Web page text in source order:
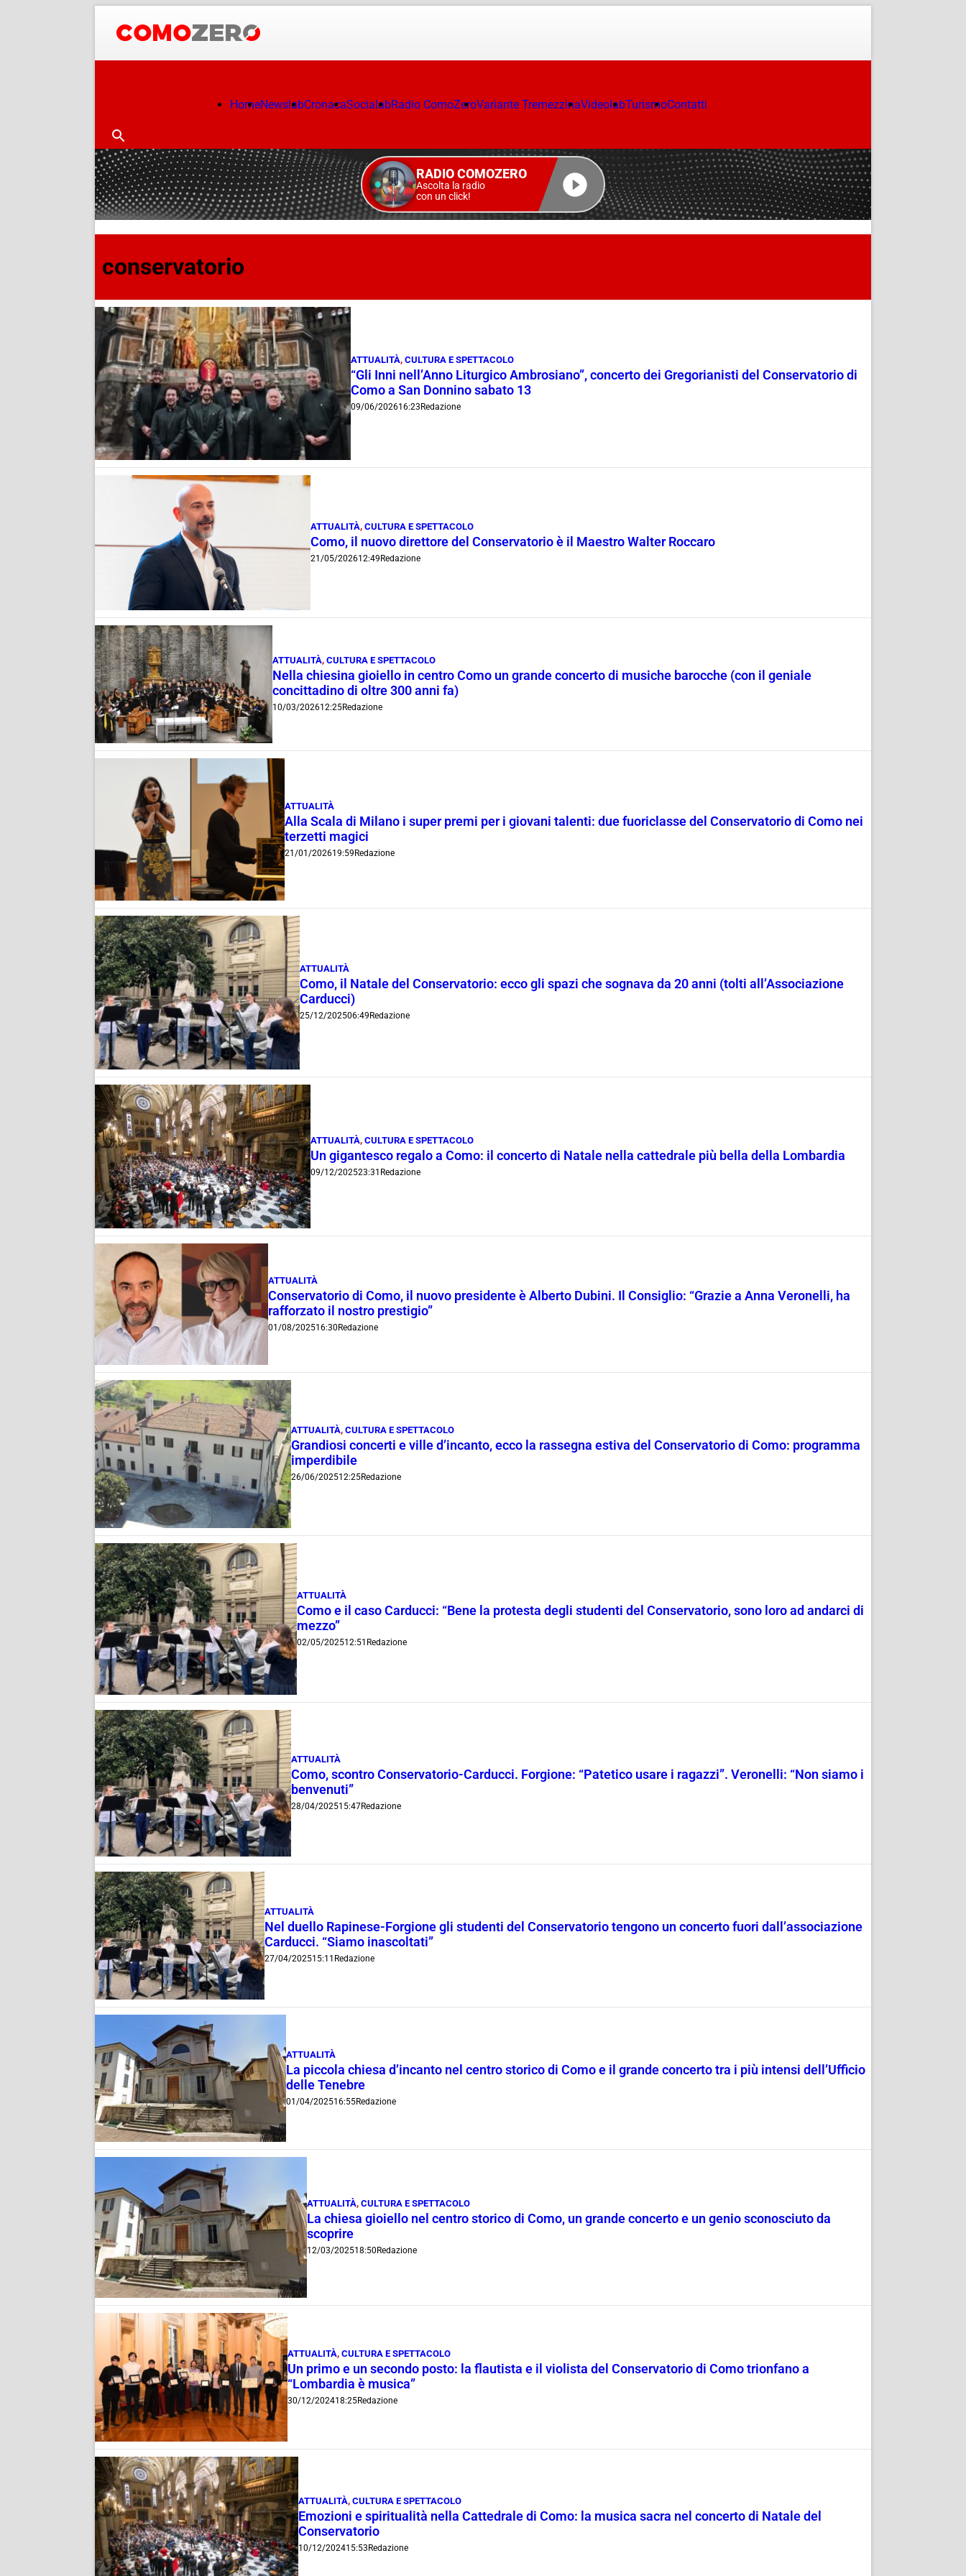
HomeNewslabCronacaSocialabRadio ComoZeroVariante TremezzinaVideolabTurismoContatti
RADIO COMOZERO
Ascolta la radio
con un click!
conservatorio
ATTUALITÀ,CULTURA E SPETTACOLO
“Gli Inni nell’Anno Liturgico Ambrosiano”, concerto dei Gregorianisti del Conservatorio di
Como a San Donnino sabato 13
09/06/202616:23Redazione
ATTUALITÀ, CULTURA E SPETTACOLO
Como, il nuovo direttore del Conservatorio è il Maestro Walter Roccaro
21/05/202612:49Redazione
ATTUALITÀ, CULTURA E SPETTACOLO
Nella chiesina gioiello in centro Como un grande concerto di musiche barocche (con il geniale
concittadino di oltre 300 anni fa)
10/03/202612:25Redazione
ATTUALITÀ
Alla Scala di Milano i super premi per i giovani talenti: due fuoriclasse del Conservatorio di Como nei
terzetti magici
21/01/202619:59Redazione
ATTUALITÀ
Como, il Natale del Conservatorio: ecco gli spazi che sognava da 20 anni (tolti all’Associazione
Carducci)
25/12/202506:49 Redazione
ATTUALITÀ, CULTURA E SPETTACOLO
Un gigantesco regalo a Como: il concerto di Natale nella cattedrale più bella della Lombardia
09/12/202523:31 Redazione
ATTUALITÀ
Conservatorio di Como, il nuovo presidente è Alberto Dubini. Il Consiglio: “Grazie a Anna Veronelli, ha
rafforzato il nostro prestigio”
01/08/202516:30Redazione
ATTUALITÀ, CULTURA E SPETTACOLO
Grandiosi concerti e ville d’incanto, ecco la rassegna estiva del Conservatorio di Como: programma
imperdibile
26/06/202512:25Redazione
ATTUALITÀ
Como e il caso Carducci: “Bene la protesta degli studenti del Conservatorio, sono loro ad andarci di
mezzo”
02/05/202512:51 Redazione
ATTUALITÀ
Como, scontro Conservatorio-Carducci. Forgione: “Patetico usare i ragazzi”. Veronelli: “Non siamo i
benvenuti”
28/04/202515:47Redazione
ATTUALITÀ
Nel duello Rapinese-Forgione gli studenti del Conservatorio tengono un concerto fuori dall’associazione
Carducci. “Siamo inascoltati”
27/04/202515:11 Redazione
ATTUALITÀ
La piccola chiesa d’incanto nel centro storico di Como e il grande concerto tra i più intensi dell’Ufficio
delle Tenebre
01/04/202516:55Redazione
ATTUALITÀ,CULTURA E SPETTACOLO
La chiesa gioiello nel centro storico di Como, un grande concerto e un genio sconosciuto da
scoprire
12/03/202518:50 Redazione
ATTUALITÀ,CULTURA E SPETTACOLO
Un primo e un secondo posto: la flautista e il violista del Conservatorio di Como trionfano a
“Lombardia è musica”
30/12/202418:25Redazione
ATTUALITÀ, CULTURA E SPETTACOLO
Emozioni e spiritualità nella Cattedrale di Como: la musica sacra nel concerto di Natale del
Conservatorio
10/12/202415:53Redazione